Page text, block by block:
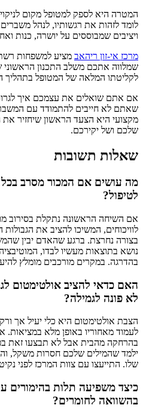
המטרה היא לספק למטופל מקום
לומד לזהות את רגשותיו, לנהל
ויציבים שמבוססים על יושרה, כנות
מרכז אי-זון ריהאב מציע למשפחות
שמלווה אתכם משלב התכנון
לקליטתו המלאה של המטופל בתהליך
אם אתם שואלים את עצמכם איך לגרום
שאתם לא חייבים להתמודד עם המשבר
מקצועי היא הצעד הראשון שיחזיר את
שלכם ושל יקירכם.
שאלות תשובות
מה עושים אם המכור מסרב
לטיפול?
אם השיחה הראשונה נתקלת בסירוב
לוויכוחים, המשיכו להציב את הגבולות
בצורה נחרצת. ברגע שהאדם יבין
נושא בתוצאות מעשיו לבדו,
בהדרגה. במקרים מורכבים מומלץ
האם כדאי להציב אולטימטום
לא פונה לגמילה?
הצבת אולטימטום היא כלי יעיל אך
לעמוד מאחוריו באופן מלא במציאות.
בהרחקה מהבית אבל לא תבצעו זאת
ילמד שהמילים שלכם חסרות משקל,
שלו. התייעצו עם צוות המרכז לפני
כיצד משפיעה תלות בהימורים
בהשוואה לחומרים?